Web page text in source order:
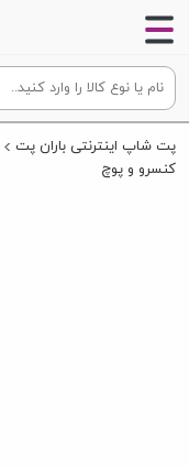
پت شاپ اینترنتی باران پت
کنسرو و پوچ